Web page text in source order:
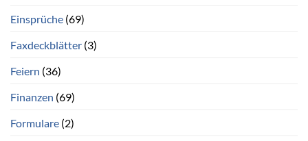
Einsprüche (69)
Faxdeckblätter (3)
Feiern (36)
Finanzen (69)
Formulare (2)